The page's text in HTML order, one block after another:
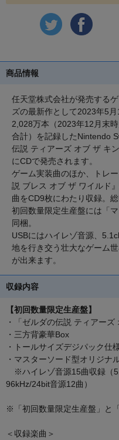
商品情報
任天堂株式会社が発売する
ズの最新作として2023年5
2,028万本（2023年12月末
合計）を記録したNintendo
伝説 ティアーズ オブ ザ キ
にCDで発売されます。
ゲーム実装曲のほか、トレ
説 ブレス オブ ザ ワイルド
曲をCD9枚にわたり収録。
初回数量限定生産盤には「
同梱。
USBにはハイレゾ音源、
地を行き交う壮大なゲーム
が出来ます。
収録内容
【初回数量限定生産盤】
・「ゼルダの伝説 ティアー
・三方背豪華Box
・トールサイズデジパック仕
・マスターソード型オリジナ
※ハイレゾ音源15曲収録（
96kHz/24bit音源12曲）
※「初回数量限定生産盤」と
＜収録楽曲＞